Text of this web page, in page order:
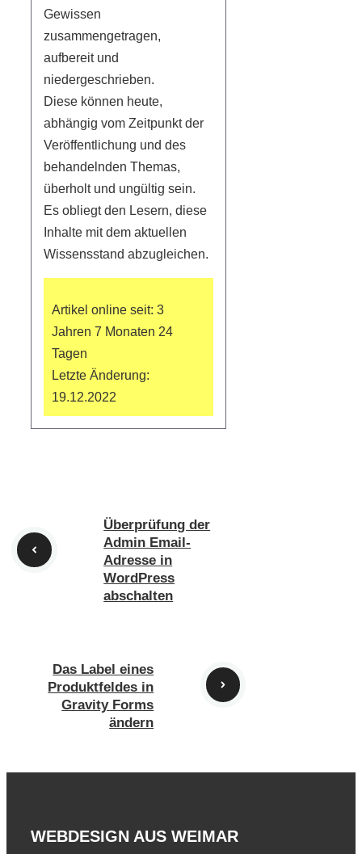
Gewissen
zusammengetragen,
aufbereit und
niedergeschrieben.
Diese können heute,
abhängig vom Zeitpunkt der
Veröffentlichung und des
behandelnden Themas,
überholt und ungültig sein.
Es obliegt den Lesern, diese
Inhalte mit dem aktuellen
Wissensstand abzugleichen.
Artikel online seit: 3
Jahren 7 Monaten 24
Tagen
Letzte Änderung:
19.12.2022
Überprüfung der
Admin Email-
Adresse in
WordPress
abschalten
Das Label eines
Produktfeldes in
Gravity Forms
ändern
WEBDESIGN AUS WEIMAR